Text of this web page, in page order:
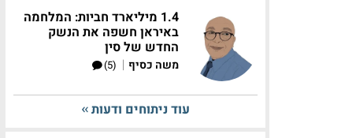
1.4 מיליארד חביות: המלחמה
באיראן חשפה את הנשק
החדש של סין
משה כסיף |
(5)
עוד ניתוחים ודעות